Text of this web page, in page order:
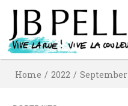
Home / 2022 / September